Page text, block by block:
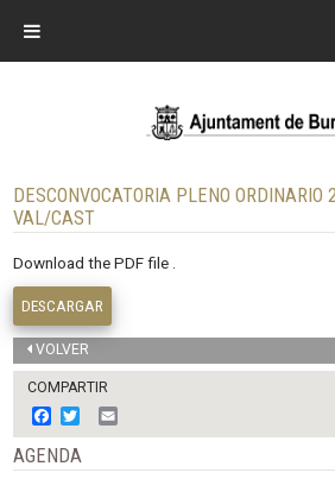
DESCONVOCATORIA PLENO
VAL/CAST
Download the PDF file .
DESCARGAR
VOLVER
COMPARTIR
F
a
c
e
w
i
t
m
i
AGENDA